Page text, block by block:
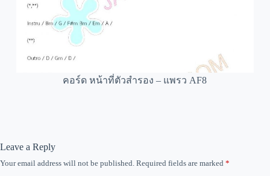
คอร์ด หน้าที่ตัวสำรอง – แพรว AF8
Leave a Reply
Your email address will not be published. Required fields are marked *